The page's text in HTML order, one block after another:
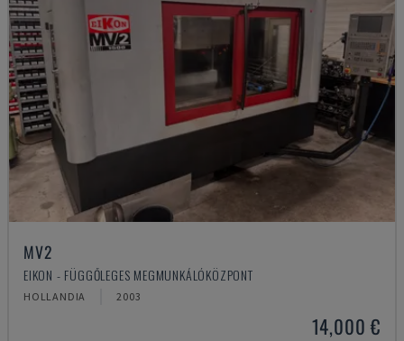
MV2
EIKON - FÜGGŐLEGES MEGMUNKÁLÓKÖZPONT
HOLLANDIA 2003
14,000 €